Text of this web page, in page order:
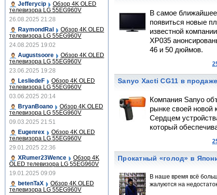
В самое
появиться новые
известной
XP035
46 и 50 дюймов.
Sanyo Xacti CG11 в
Компания Sanyo
рынке своей новой
Сердцем
который
Прокатный «голод» в
В наше время всё
жалуются на
Jefferycip Обзор 4K OLED
телевизора LG 55EG960V
26.08.2025 21:28
RaymondRal
Обзор 4K OLED
телевизора LG 55EG960V
24.08.2025 19:02
Augustsoore
Обзор 4K OLED
телевизора LG 55EG960V
23.06.2025 19:28
LesliedeF
Обзор 4K OLED
телевизора LG 55EG960V
03.06.2025 20:14
BryanBoano
Обзор 4K OLED
телевизора LG 55EG960V
09.03.2025 21:51
Eugenrex
Обзор 4K OLED
телевизора LG 55EG960V
29.01.2025 22:36
XRumer23Wence
Обзор 4K
OLED телевизора LG 55EG960V
19.01.2025 09:09
betenTaX
Обзор 4K OLED
телевизора LG 55EG960V